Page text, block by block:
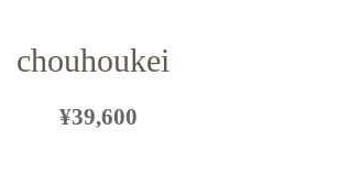
chouhoukei
¥39,600